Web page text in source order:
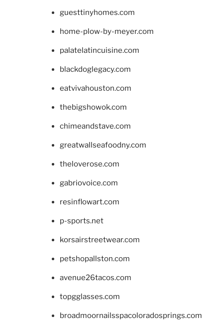
guesttinyhomes.com
home-plow-by-meyer.com
palatelatincuisine.com
blackdoglegacy.com
eatvivahouston.com
thebigshowok.com
chimeandstave.com
greatwallseafoodny.com
theloverose.com
gabriovoice.com
resinflowart.com
p-sports.net
korsairstreetwear.com
petshopallston.com
avenue26tacos.com
topgglasses.com
broadmoornailsspacoloradosprings.com